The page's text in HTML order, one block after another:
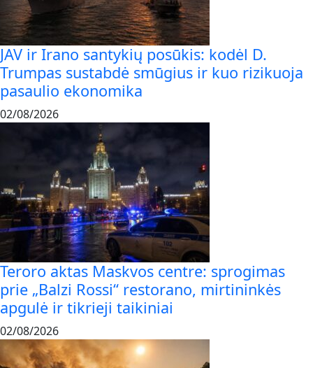
JAV ir Irano santykių posūkis: kodėl D.
Trumpas sustabdė smūgius ir kuo rizikuoja
pasaulio ekonomika
02/08/2026
Teroro aktas Maskvos centre: sprogimas
prie „Balzi Rossi“ restorano, mirtininkės
apgulė ir tikrieji taikiniai
02/08/2026